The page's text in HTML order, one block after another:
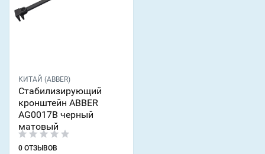
КИТАЙ (ABBER)
Стабилизирующий
кронштейн ABBER
AG0017B черный
матовый
0 ОТЗЫВОВ